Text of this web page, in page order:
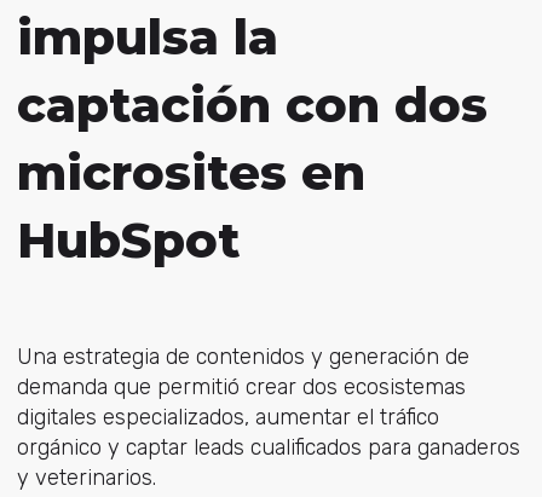
impulsa la
captación con dos
microsites en
HubSpot
Una estrategia de contenidos y generación de
demanda que permitió crear dos ecosistemas
digitales especializados, aumentar el tráfico
orgánico y captar leads cualificados para ganaderos
y veterinarios.